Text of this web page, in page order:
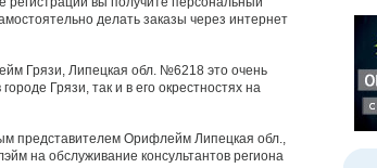
делать заказы через интернет
Грязи, Липецкая обл. №6218 это очень
Грязи, так и в его окрестностях на
представителем Орифлейм Липецкая обл.,
на обслуживание консультантов региона